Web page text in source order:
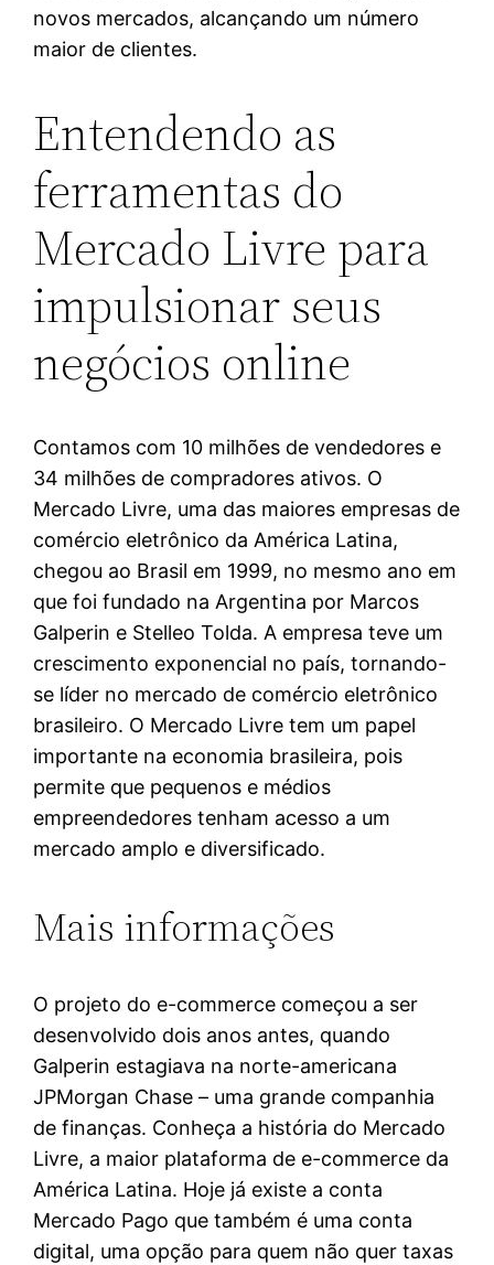
novos mercados, alcançando um número
maior de clientes.
Entendendo as
ferramentas do
Mercado Livre para
impulsionar seus
negócios online
Contamos com 10 milhões de vendedores e
34 milhões de compradores ativos. O
Mercado Livre, uma das maiores empresas de
comércio eletrônico da América Latina,
chegou ao Brasil em 1999, no mesmo ano em
que foi fundado na Argentina por Marcos
Galperin e Stelleo Tolda. A empresa teve um
crescimento exponencial no país, tornando-
se líder no mercado de comércio eletrônico
brasileiro. O Mercado Livre tem um papel
importante na economia brasileira, pois
permite que pequenos e médios
empreendedores tenham acesso a um
mercado amplo e diversificado.
Mais informações
O projeto do e-commerce começou a ser
desenvolvido dois anos antes, quando
Galperin estagiava na norte-americana
JPMorgan Chase – uma grande companhia
de finanças. Conheça a história do Mercado
Livre, a maior plataforma de e-commerce da
América Latina. Hoje já existe a conta
Mercado Pago que também é uma conta
digital, uma opção para quem não quer taxas